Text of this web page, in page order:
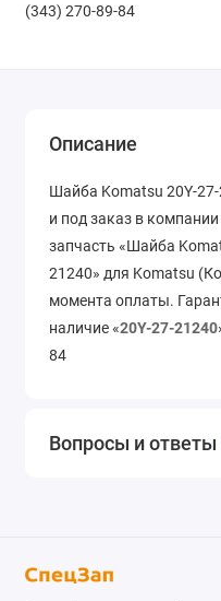
(343) 270-89-84
Описание
Шайба Komatsu 20Y-
и под заказ в
запчасть «Шайба
21240» для Komatsu
момента оплаты.
наличие «20Y-27-21240
84
Вопросы и ответы